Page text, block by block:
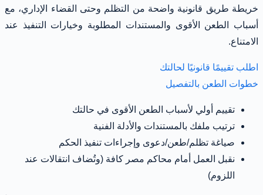
خريطة طريق قانونية واضحة من التظلم وحتى القضاء الإداري، مع
أسباب الطعن الأقوى والمستندات المطلوبة وخيارات التنفيذ عند
الامتناع.
اطلب تقييمًا قانونيًا لحالتك
خطوات الطعن بالتفصيل
تقييم أولي لأسباب الطعن الأقوى في حالتك
ترتيب ملفك بالمستندات والأدلة الفنية
صياغة تظلم/طعن/دعوى وإجراءات تنفيذ الحكم
نقبل العمل أمام محاكم مصر كافة (وتُضاف انتقالات عند
اللزوم)